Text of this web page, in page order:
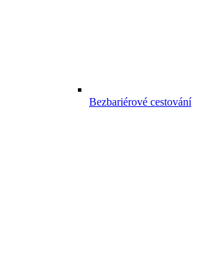
Bezbariérové cestování